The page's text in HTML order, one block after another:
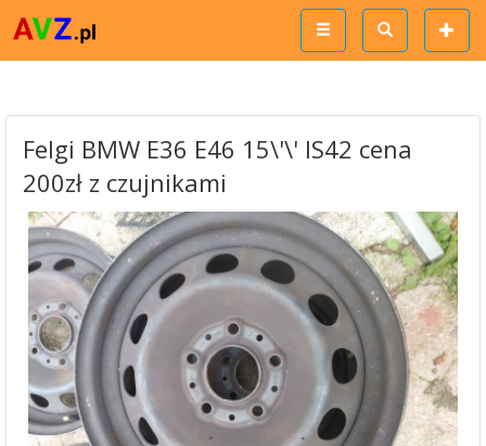
Felgi BMW E36 E46 15\'\' IS42 cena
200zł z czujnikami